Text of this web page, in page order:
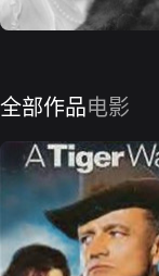
全部作品电影